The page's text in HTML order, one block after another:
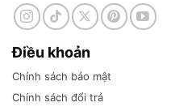
Điều khoản
Chính sách bảo mật
Chính sách đổi trả